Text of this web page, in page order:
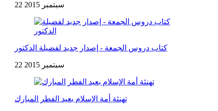
22 سبتمبر 2015
كتاب دروس الجمعة - إصدار جديد لفضيلة الدكتور
22 سبتمبر 2015
تهنئة أمة الإسلام بعيد الفطر المبارك